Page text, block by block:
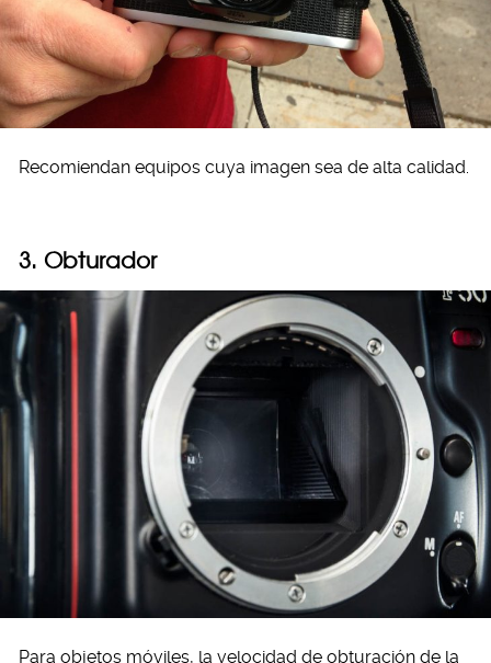
Recomiendan equipos cuya imagen sea de alta calidad.
3. Obturador
Para objetos móviles, la velocidad de obturación de la